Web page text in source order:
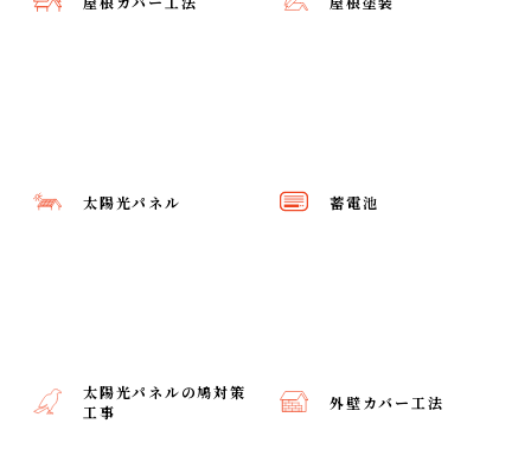
太陽光パネル 蓄電池
太陽光パネルの鳩対策
工事
外壁カバー工法